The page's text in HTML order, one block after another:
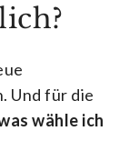
Und für die
wähle ich